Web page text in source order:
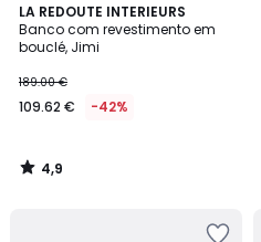
LA REDOUTE INTERIEURS
Banco com revestimento em
bouclé, Jimi
189.00 €
109.62 € -42%
4,9
/ 5
4,9
/